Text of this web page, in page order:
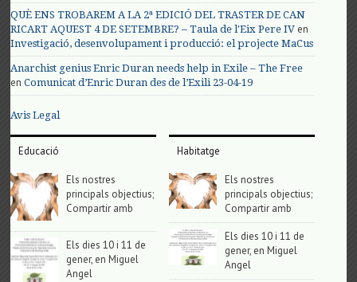
QUÈ ENS TROBAREM A LA 2ª EDICIÓ DEL TRASTER DE CAN
RICART AQUEST 4 DE SETEMBRE? – Taula de l'Eix Pere IV en
Investigació, desenvolupament i producció: el projecte MaCus
Anarchist genius Enric Duran needs help in Exile – The Free
enComunicat d’Enric Duran des de l’Exili 23-04-19
Avis Legal
Educació
Els nostres
principals objectius;
Compartir amb
Els dies 10 i 11 de
gener, en Miguel
Angel
Habitatge
Els nostres
principals objectius;
Compartir amb
Els dies 10 i 11 de
gener, en Miguel
Angel